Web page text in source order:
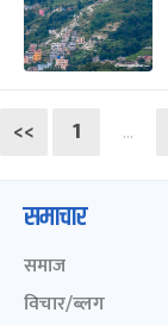
<< 1 …
समाचार
समाज
विचार/ब्लग